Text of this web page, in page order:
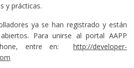
y prácticas.
ya se han registrado y están
Para unirse al portal AAPP
entre en:http://developer-